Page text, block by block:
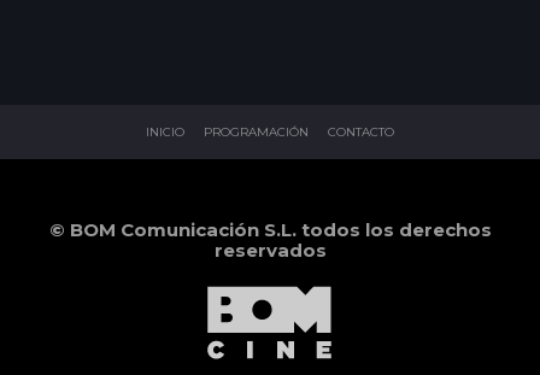
INICIO PROGRAMACIÓN CONTACTO
© BOM Comunicación S.L. todos los derechos
reservados